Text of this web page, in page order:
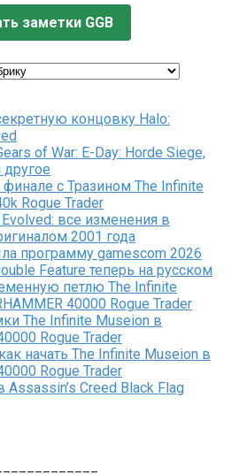
заметки GGB
концовку Halo:
of War: E-Day: Horde Siege,
с Тразином The Infinite
Rogue Trader
Evolved: все изменения в
2001 года
программу gamescom 2026
Feature теперь на русском
петлю The Infinite
40000 Rogue Trader
The Infinite Museion в
Rogue Trader
начать The Infinite Museion в
Rogue Trader
Assassin’s Creed Black Flag